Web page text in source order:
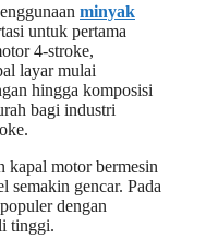
minyak
untuk pertama
4-stroke,
layar mulai
hingga komposisi
bagi industri
kapal motor bermesin
semakin gencar. Pada
dengan
tinggi.